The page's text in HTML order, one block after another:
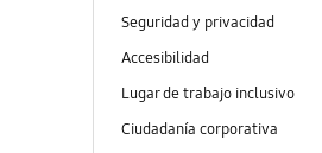
Seguridad y privacidad
Accesibilidad
Lugar de trabajo inclusivo
Ciudadanía corporativa